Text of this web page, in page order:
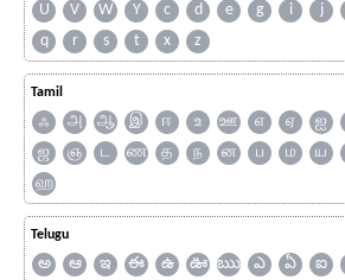
U
V W Y c d e g i j
q
r s t x z
Tamil
ஃ அ ஆ இ ஈ உ ஊ எ ஏ ஐ
ஜ
ஞ ட ண த ந ன ப ம ய
ஹ
Telugu
అ ఆ ఇ ఈ ఉ ఊ ఋ ఎ ఏ ఐ